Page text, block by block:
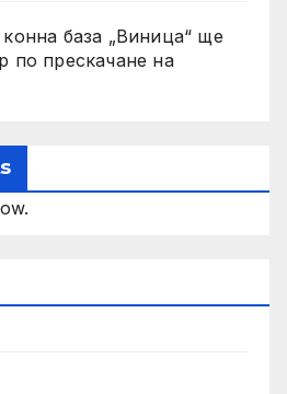
база „Виница“ ще
по прескачане на